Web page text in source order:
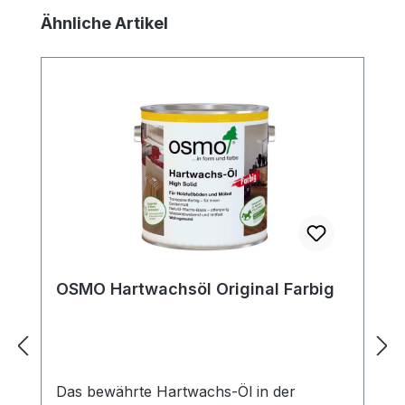
schützen möchten.
Produktgalerie überspringen
Ähnliche Artikel
OSMO Hartwachsöl Original Farbig
Das bewährte Hartwachs-Öl in der